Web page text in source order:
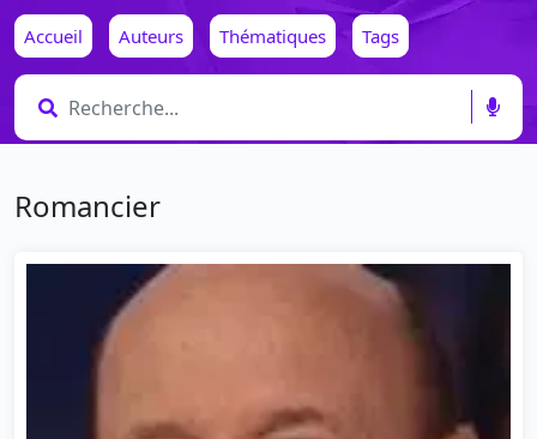
Accueil Auteurs Thématiques Tags
Romancier